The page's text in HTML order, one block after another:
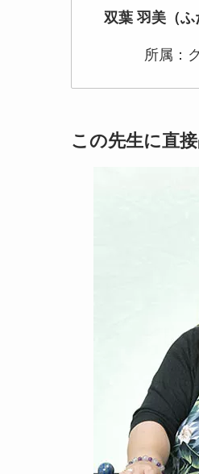
双葉 羽美（ふ
所属：
この先生に直